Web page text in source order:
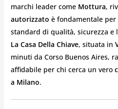
marchi leader come Mottura,
autorizzato è fondamentale
standard di qualità, sicurezza e
La Casa Della Chiave, situata in
minuti da Corso Buenos Aires,
affidabile per chi cerca un vero
a Milano.